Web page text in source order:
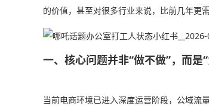
的价值，甚至对很多行业来说，比前几年更需
一、核心问题并非“做不做”，而是
当前电商环境已进入深度运营阶段，公域流